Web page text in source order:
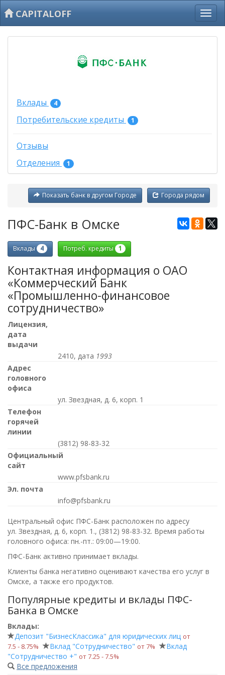
CAPITALOFF
Вклады 4
Потребительские кредиты 1
Отзывы
Отделения
1
Города рядом
Показать банк в другом Городе
ПФС-Банк в Омске
Вклады 4 Потреб. кредиты 1
Контактная информация о ОАО
«Коммерческий Банк
«Промышленно-финансовое
сотрудничество»
Лицензия,
дата
выдачи
2410, дата 1993
Адрес
головного
офиса
ул. Звездная, д. 6, корп. 1
Телефон
горячей
линии
(3812) 98-83-32
Официальный
сайт
www.pfsbank.ru
Эл. почта
info@pfsbank.ru
Центральный офис ПФС-Банк расположен по адресу
ул. Звездная, д. 6, корп. 1., (3812) 98-83-32. Время работы
головного офиса: пн.-пт.: 09:00—19:00.
ПФС-Банк активно принимает вклады.
Клиенты банка негативно оценивают качества его услуг в
Омске, а также его продуктов.
Популярные кредиты и вклады ПФС-
Банка в Омске
Вклады:
Депозит "БизнесКлассика" для юридических лиц от
7.5 ‑ 8.75%
Вклад "Сотрудничество" от 7%
Вклад
"Сотрудничество +" от 7.25 ‑ 7.5%
Все предложения